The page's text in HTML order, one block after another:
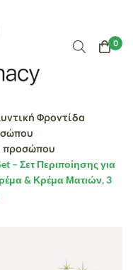
0
Φροντίδα
προσώπου
– Σετ Περιποίησης για
& Κρέμα Ματιών, 3